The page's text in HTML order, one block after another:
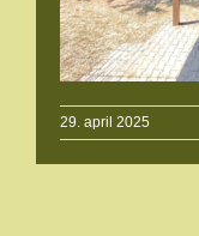
29. april 2025